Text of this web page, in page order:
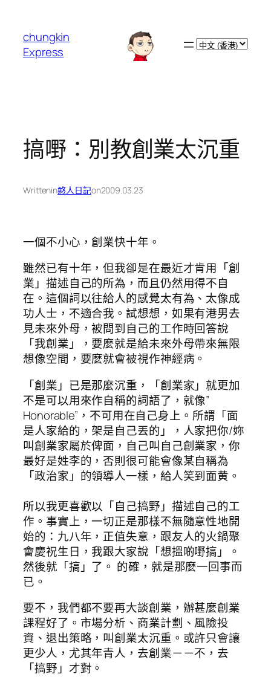
chungkin
Express
Choose
搞嘢：別教創業太沉重
Writtenin憨人日記on2009.03.23
一個不小心，創業快十年。
雖然已有十年，但我卻是在最近才肯用「創
業」描述自己的所為，而且仍然用得不自
在。這個詞以往給人的感覺太有為、太像成
功人士，不適合我。試想想，如果有港男去
見未來外母，被問到自己的工作時回答說
「我創業」，要麼就是給未來外母帶來無限
想像空間，要麼就會被視作神經病。
「創業」已是那麼沉重，「創業家」就更加
不是可以用來作自稱的詞語了，就像”
Honorable”，不可用在自己身上。所謂「面
是人家給的，架是自己丟的」，人家把你/妳
叫創業家屬於俾面，自己叫自己創業家，你
最好是姓李的，否則很可能會像某自稱為
「政治家」的領導人一樣，給人笑到面黄。
所以我更喜歡以「自己搞野」描述自己的工
作。事實上，一切正是那樣不無隨意性地開
始的：九八年，正值失意，跟友人的火鍋聚
會慶祝生日，我跟大家說「想搵啲嘢搞」。
然後就「搞」了。 的確，就是那麼一回事而
已。
要不，我們都不要再大談創業，辦甚麼創業
課程好了。市場分析、商業計劃、風險投
資、退出策略，叫創業太沉重。或許只會讓
更少人，尤其年青人，去創業－－不，去
「搞野」才對。